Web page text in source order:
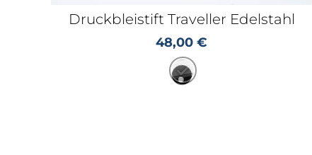
Druckbleistift Traveller Edelstahl
48,00 €